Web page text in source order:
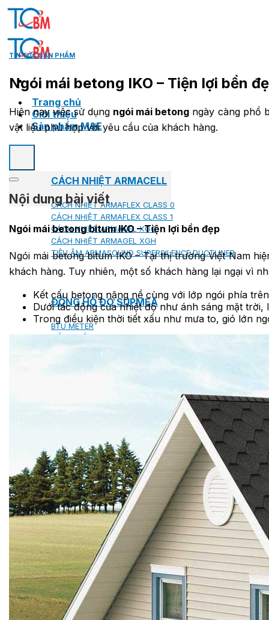
Skip
Trang chủ
Giới thiệu
Sản phẩm M&E
CÁCH NHIỆT ARMACELL
CÁCH NHIỆT ARMAFLEX CLASS 0
CÁCH NHIỆT ARMAFLEX CLASS 1
CÁCH NHIỆT ARMAGEL XGC
CÁCH NHIỆT ARMAGEL XGH
TIÊU ÂM ARMASOUND SUPERSILENCE DUCTLINER
ĐỒNG HỒ ĐO SUPMEA
BTU METER
ỐNG MỀM NỐI ĐẦU PHUN SPRINKLER
SƠN CHỐNG CHÁY FLAMEBAR BW11
RON CHỐNG CHÁY
KEO ACRYLIC SEALANT
Sản phẩm Kiến trúc
NGÓI BITUM PHỦ ĐÁ IKO
MARATHON (VIÊN GẠCH)
ARMOURSHIELD (TỔ ONG)
SUPERGLASS BIBER (VẢY CÁ)
TIN TỨC SẢN PHẨM
Ngói mái betong IKO – Tiện lợi bền
Hiện nay việc sử dụng ngói mái betong ngày càng phổ
vật liệu phù hợp với yêu cầu của khách hàng.
Nội dung bài viết
Ngói mái betong bitum IKO – Tiện lợi bền đẹp
Ngói mái betong bitum IKO – Tại thị trường Việt Nam
khách hàng. Tuy nhiên, một số khách hàng lại ngại vì
Kết cấu betong nặng nề cùng với lớp ngói phía
Dưới tác động của nhiệt độ như ánh sáng mặt
Trong điều kiện thời tiết xấu như mưa to, gió lớn